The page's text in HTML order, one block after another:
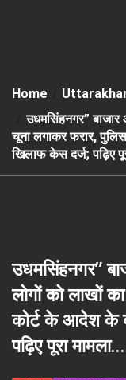
Home
उधमसिंहनगर” बाजार
चूना लगाकर फरार,
खिलाफ केस दर्ज; पढ़िए
उधमसिंहनगर”
लोगों को लाखों
कोर्ट के आदेश के
पढ़िए पूरा मामला…